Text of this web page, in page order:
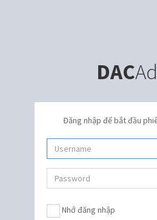
DAC
Đăng nhập để bắt đầu
Nhớ đăng nhập